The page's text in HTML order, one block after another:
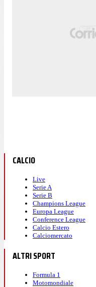
CALCIO
Live
Serie A
Serie B
Champions League
Europa League
Conference League
Calcio Estero
Calciomercato
ALTRI SPORT
Formula 1
Motomondiale